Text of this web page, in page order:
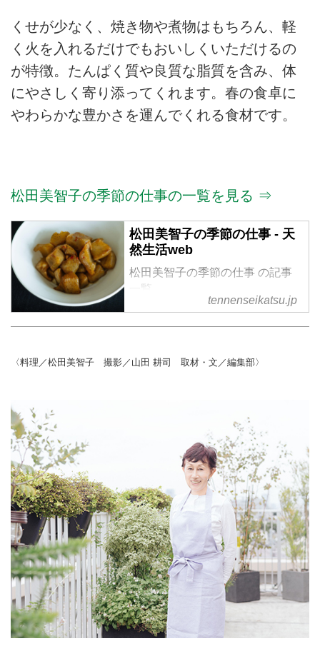
くせが少なく、焼き物や煮物はもちろん、軽
く火を入れるだけでもおいしくいただけるの
が特徴。たんぱく質や良質な脂質を含み、体
にやさしく寄り添ってくれます。春の食卓に
やわらかな豊かさを運んでくれる食材です。
松田美智子の季節の仕事の一覧を見る ⇒
松田美智子の季節の仕事 - 天
然生活web
松田美智子の季節の仕事 の記事
一覧
tennenseikatsu.jp
〈料理／松田美智子 撮影／山田 耕司 取材・文／編集部〉